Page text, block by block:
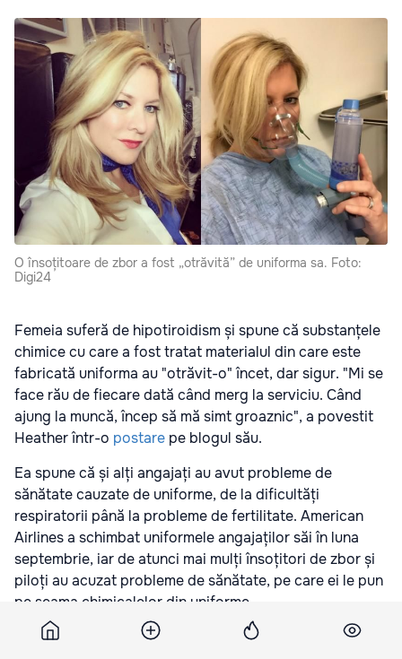
O însoțitoare de zbor a fost „otrăvită” de uniforma sa. Foto:
Digi24
Femeia suferă de hipotiroidism și spune că substanțele
chimice cu care a fost tratat materialul din care este
fabricată uniforma au "otrăvit-o" încet, dar sigur. "Mi se
face rău de fiecare dată când merg la serviciu. Când
ajung la muncă, încep să mă simt groaznic", a povestit
Heather într-o postare pe blogul său.
Ea spune că și alți angajați au avut probleme de
sănătate cauzate de uniforme, de la dificultăți
respiratorii până la probleme de fertilitate. American
Airlines a schimbat uniformele angajaților săi în luna
septembrie, iar de atunci mai mulți însoțitori de zbor și
piloți au acuzat probleme de sănătate, pe care ei le pun
pe seama chimicalelor din uniforme.
Potrivit Asociației Profesionale a Însoțitorilor de Zbor,